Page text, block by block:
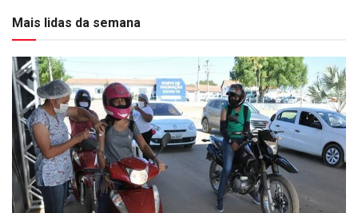
Mais lidas da semana